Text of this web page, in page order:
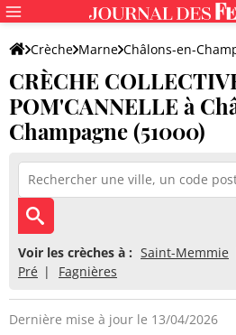
Crèche Marne Châlons-en-
CRÈCHE COLLECTIVE POM'CANNELLE
CRÈCHE
POM'CANNELLE à
Champagne (51000)
Voir les crèches à : Saint-Memmie
Pré
Fagnières
Dernière mise à jour le 13/04/2026